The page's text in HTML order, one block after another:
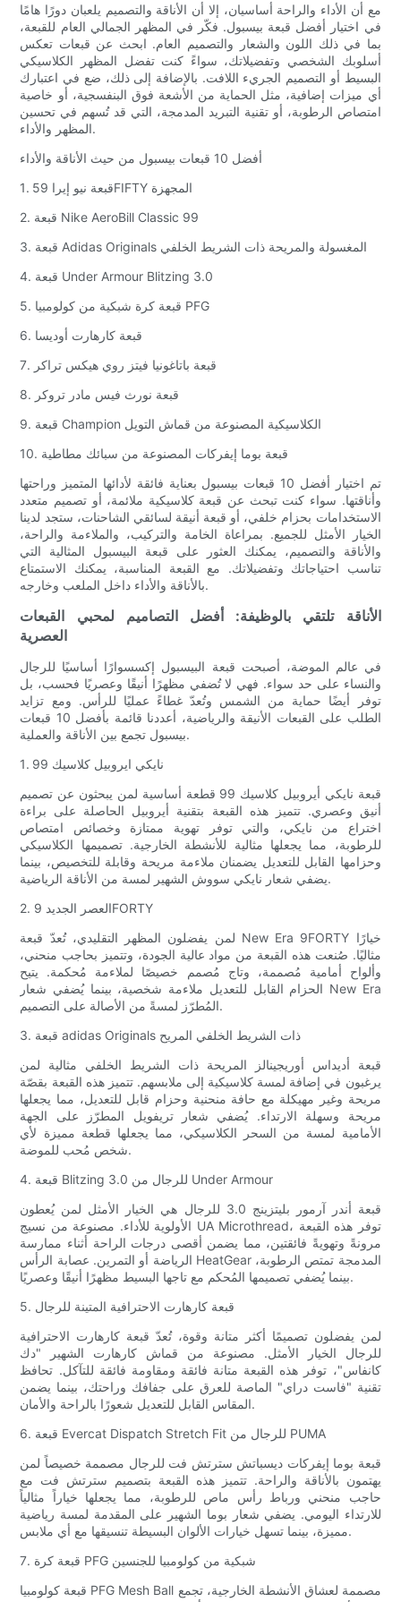
مع أن الأداء والراحة أساسيان، إلا أن الأناقة والتصميم يلعبان دورًا هامًا
في اختيار أفضل قبعة بيسبول. فكّر في المظهر الجمالي العام للقبعة،
بما في ذلك اللون والشعار والتصميم العام. ابحث عن قبعات تعكس
أسلوبك الشخصي وتفضيلاتك، سواءً كنت تفضل المظهر الكلاسيكي
البسيط أو التصميم الجريء اللافت. بالإضافة إلى ذلك، ضع في اعتبارك
أي ميزات إضافية، مثل الحماية من الأشعة فوق البنفسجية، أو خاصية
امتصاص الرطوبة، أو تقنية التبريد المدمجة، التي قد تُسهم في تحسين
المظهر والأداء.
أفضل 10 قبعات بيسبول من حيث الأناقة والأداء
1. قبعة نيو إيرا 59FIFTY المجهزة
2. قبعة Nike AeroBill Classic 99
3. قبعة Adidas Originals المغسولة والمريحة ذات الشريط الخلفي
4. قبعة Under Armour Blitzing 3.0
5. قبعة كرة شبكية من كولومبيا PFG
6. قبعة كارهارت أوديسا
7. قبعة باتاغونيا فيتز روي هيكس تراكر
8. قبعة نورث فيس مادر تروكر
9. قبعة Champion الكلاسيكية المصنوعة من قماش التويل
10. قبعة بوما إيفركات المصنوعة من سبائك مطاطية
تم اختيار أفضل 10 قبعات بيسبول بعناية فائقة لأدائها المتميز وراحتها
وأناقتها. سواء كنت تبحث عن قبعة كلاسيكية ملائمة، أو تصميم متعدد
الاستخدامات بحزام خلفي، أو قبعة أنيقة لسائقي الشاحنات، ستجد لدينا
الخيار الأمثل للجميع. بمراعاة الخامة والتركيب، والملاءمة والراحة،
والأناقة والتصميم، يمكنك العثور على قبعة البيسبول المثالية التي
تناسب احتياجاتك وتفضيلاتك. مع القبعة المناسبة، يمكنك الاستمتاع
بالأناقة والأداء داخل الملعب وخارجه.
الأناقة تلتقي بالوظيفة: أفضل التصاميم لمحبي القبعات
العصرية
في عالم الموضة، أصبحت قبعة البيسبول إكسسوارًا أساسيًا للرجال
والنساء على حد سواء. فهي لا تُضفي مظهرًا أنيقًا وعصريًا فحسب، بل
توفر أيضًا حماية من الشمس وتُعدّ غطاءً عمليًا للرأس. ومع تزايد
الطلب على القبعات الأنيقة والرياضية، أعددنا قائمة بأفضل 10 قبعات
بيسبول تجمع بين الأناقة والعملية.
1. نايكي ايروبيل كلاسيك 99
قبعة نايكي أيروبيل كلاسيك 99 قطعة أساسية لمن يبحثون عن تصميم
أنيق وعصري. تتميز هذه القبعة بتقنية أيروبيل الحاصلة على براءة
اختراع من نايكي، والتي توفر تهوية ممتازة وخصائص امتصاص
للرطوبة، مما يجعلها مثالية للأنشطة الخارجية. تصميمها الكلاسيكي
وحزامها القابل للتعديل يضمنان ملاءمة مريحة وقابلة للتخصيص، بينما
يضفي شعار نايكي سووش الشهير لمسة من الأناقة الرياضية.
2. العصر الجديد 9FORTY
لمن يفضلون المظهر التقليدي، تُعدّ قبعة New Era 9FORTY خيارًا
مثاليًا. صُنعت هذه القبعة من مواد عالية الجودة، وتتميز بحاجب منحني،
وألواح أمامية مُصممة، وتاج مُصمم خصيصًا لملاءمة مُحكمة. يتيح
الحزام القابل للتعديل ملاءمة شخصية، بينما يُضفي شعار New Era
المُطرّز لمسةً من الأصالة على التصميم.
3. قبعة adidas Originals ذات الشريط الخلفي المريح
قبعة أديداس أوريجينالز المريحة ذات الشريط الخلفي مثالية لمن
يرغبون في إضافة لمسة كلاسيكية إلى ملابسهم. تتميز هذه القبعة بقصّة
مريحة وغير مهيكلة مع حافة منحنية وحزام قابل للتعديل، مما يجعلها
مريحة وسهلة الارتداء. يُضفي شعار تريفويل المطرّز على الجهة
الأمامية لمسة من السحر الكلاسيكي، مما يجعلها قطعة مميزة لأي
شخص مُحب للموضة.
4. قبعة Blitzing 3.0 للرجال من Under Armour
قبعة أندر آرمور بليتزينج 3.0 للرجال هي الخيار الأمثل لمن يُعطون
الأولوية للأداء. مصنوعة من نسيج UA Microthread، توفر هذه القبعة
مرونةً وتهويةً فائقتين، مما يضمن أقصى درجات الراحة أثناء ممارسة
الرياضة أو التمرين. عصابة الرأس HeatGear المدمجة تمتص الرطوبة،
بينما يُضفي تصميمها المُحكم مع تاجها البسيط مظهرًا أنيقًا وعصريًا.
5. قبعة كارهارت الاحترافية المتينة للرجال
لمن يفضلون تصميمًا أكثر متانة وقوة، تُعدّ قبعة كارهارت الاحترافية
للرجال الخيار الأمثل. مصنوعة من قماش كارهارت الشهير "دك
كانفاس"، توفر هذه القبعة متانة فائقة ومقاومة فائقة للتآكل. تحافظ
تقنية "فاست دراي" الماصة للعرق على جفافك وراحتك، بينما يضمن
المقاس القابل للتعديل شعورًا بالراحة والأمان.
6. قبعة Evercat Dispatch Stretch Fit للرجال من PUMA
قبعة بوما إيفركات ديسباتش سترتش فت للرجال مصممة خصيصاً لمن
يهتمون بالأناقة والراحة. تتميز هذه القبعة بتصميم سترتش فت مع
حاجب منحني ورباط رأس ماص للرطوبة، مما يجعلها خياراً مثالياً
للارتداء اليومي. يضفي شعار بوما الشهير على المقدمة لمسة رياضية
مميزة، بينما تسهل خيارات الألوان البسيطة تنسيقها مع أي ملابس.
7. قبعة كرة PFG شبكية من كولومبيا للجنسين
قبعة كولومبيا PFG Mesh Ball مصممة لعشاق الأنشطة الخارجية، تجمع